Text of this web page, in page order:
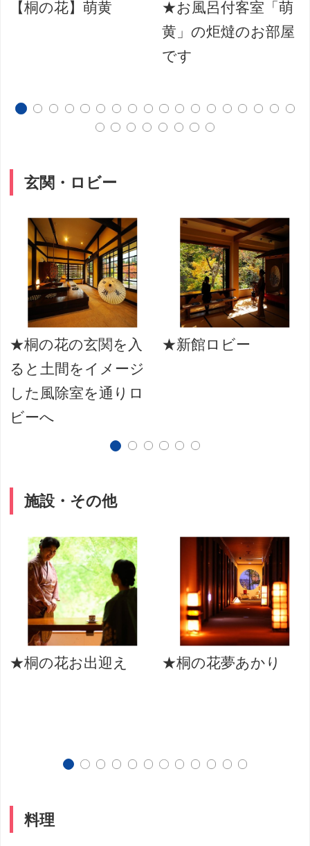
【桐の花】萌黄
★お風呂付客室「萌
黄」の炬燵のお部屋
です
玄関・ロビー
★桐の花の玄関を入
ると土間をイメージ
した風除室を通りロ
ビーへ
★新館ロビー
施設・その他
★桐の花お出迎え ★桐の花夢あかり
料理